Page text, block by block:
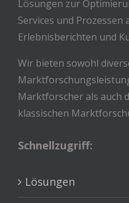
Lösungen zur
Services und Prozessen
Erlebnisberichten und
Wir bieten sowohl
Marktforscher als auch
klassischen
Schnellzugriff:
Lösungen